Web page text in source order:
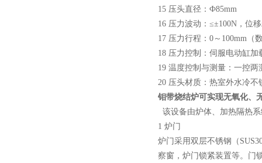
15 压头直径：Ф85mm
16 压力波动：≤±100N，位
17 压力行程：0～100mm（
18 压力控制：伺服电动缸加
19 温度控制与测量：一控
20 压头材质：热室外水冷
钼带烧结炉可实现无氧化、
该设备由炉体、加热隔热
1 炉门
炉门采用双层不锈钢（
察窗，炉门锁紧装置等。门